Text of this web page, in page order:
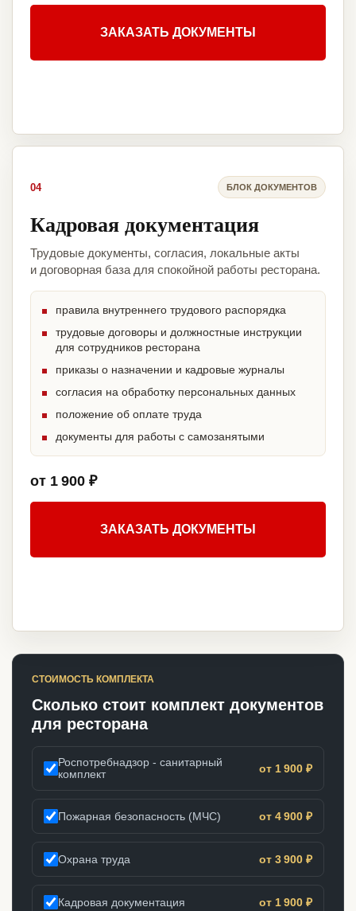
ЗАКАЗАТЬ ДОКУМЕНТЫ
04 БЛОК ДОКУМЕНТОВ
Кадровая документация
Трудовые документы, согласия, локальные акты
и договорная база для спокойной работы ресторана.
правила внутреннего трудового распорядка
трудовые договоры и должностные инструкции
для сотрудников ресторана
приказы о назначении и кадровые журналы
согласия на обработку персональных данных
положение об оплате труда
документы для работы с самозанятыми
от 1 900 ₽
ЗАКАЗАТЬ ДОКУМЕНТЫ
СТОИМОСТЬ КОМПЛЕКТА
Сколько стоит комплект документов
для ресторана
Роспотребнадзор - санитарный
комплект
от 1 900 ₽
Пожарная безопасность (МЧС) от 4 900 ₽
Охрана труда от 3 900 ₽
Кадровая документация от 1 900 ₽